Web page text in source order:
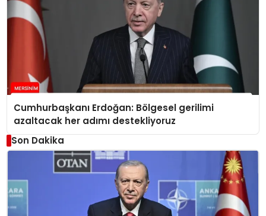
Cumhurbaşkanı Erdoğan: Bölgesel gerilimi
azaltacak her adımı destekliyoruz
Son Dakika